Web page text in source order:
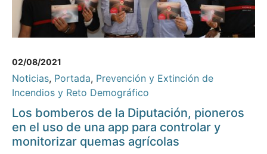
02/08/2021
Noticias, Portada, Prevención y Extinción de
Incendios y Reto Demográfico
Los bomberos de la Diputación, pioneros
en el uso de una app para controlar y
monitorizar quemas agrícolas